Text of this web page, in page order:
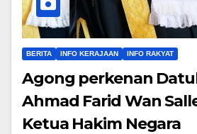
BERITA INFO KERAJAAN INFO RAKYAT
Agong perkenan
Ahmad Farid Wan
Ketua Hakim Negara